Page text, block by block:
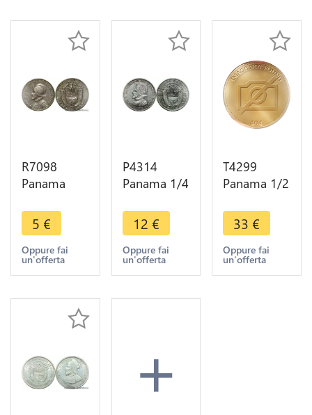
R7098
Panama
1/10 Balboa
1968 ->
Make offer
5 €
Oppure fai
un'offerta
P4314
Panama 1/4
Vasco
Nunez 1953
Silver ->
Make offer
12 €
Oppure fai
un'offerta
T4299
Panama 1/2
1930 Silver
-> Make
offer
33 €
Oppure fai
un'offerta
+